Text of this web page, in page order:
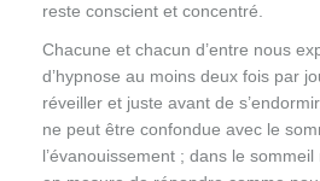
reste conscient et concentré.
Chacune et chacun d’entre nous
d’hypnose au moins deux fois par
réveiller et juste avant de
ne peut être confondue avec le
l’évanouissement ; dans le